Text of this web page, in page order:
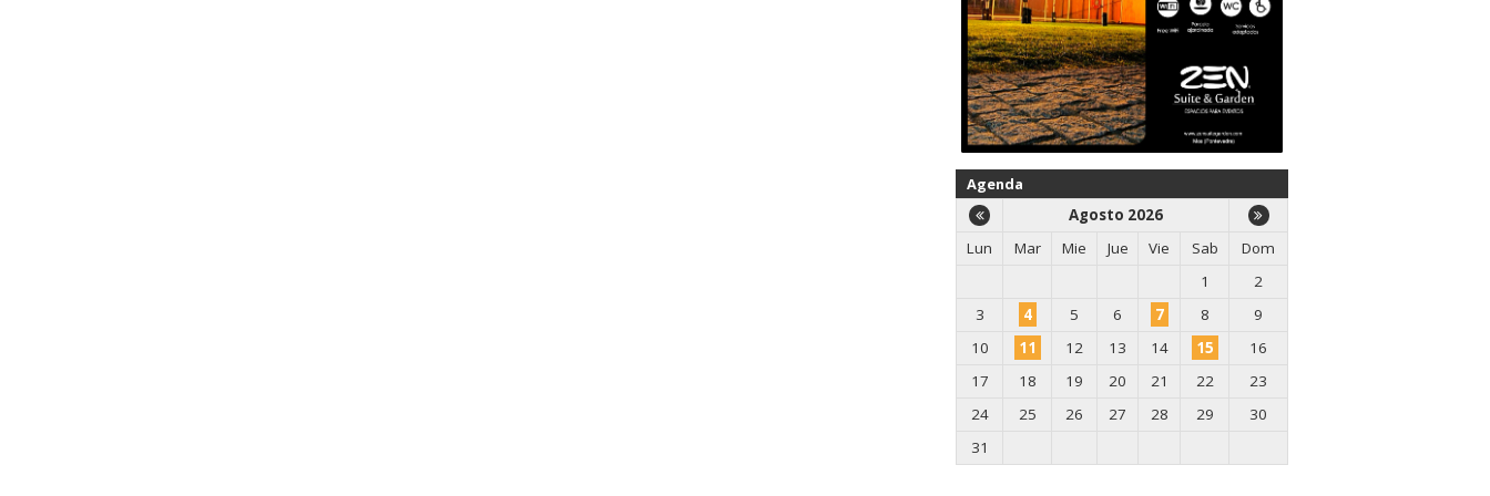
Agenda
Agosto 2026
Lun
Mar Mie Jue Vie Sab
Dom
1
2
3
4 5 6 7 8
9
10
11 12 13 14 15
16
17
18 19 20 21 22
23
24
25 26 27 28 29
30
31